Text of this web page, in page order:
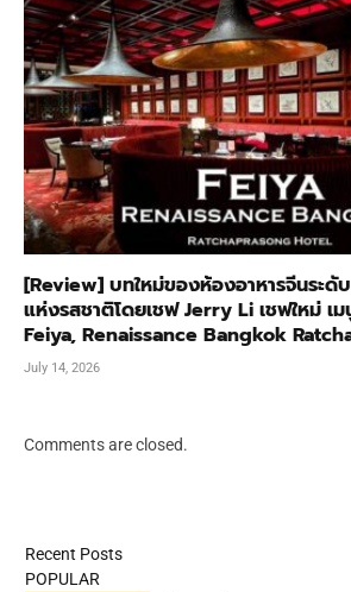
[Review] บทใหม่ของห้องอาหารจีนระดั
แห่งรสชาติโดยเชฟ Jerry Li เชฟใหม่ เ
Feiya, Renaissance Bangkok
July 14, 2026
Comments are closed.
Recent Posts
POPULAR